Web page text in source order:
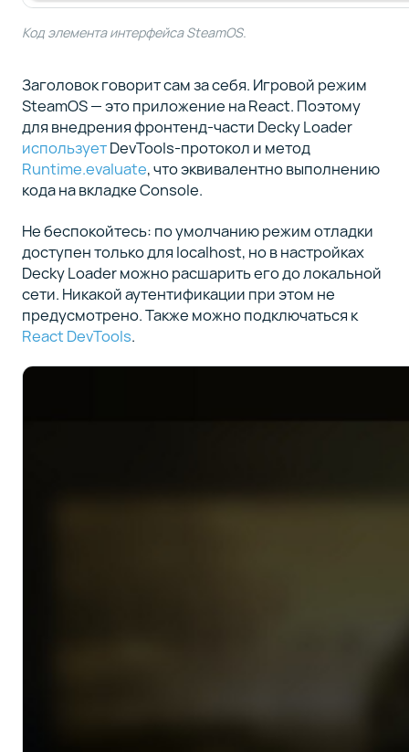
Код элемента интерфейса SteamOS.
Заголовок говорит сам за себя. Игровой режим
SteamOS — это приложение на React. Поэтому
для внедрения фронтенд-части Decky Loader
используетDevTools-протокол и метод
Runtime.evaluate, что эквивалентно выполнению
кода на вкладке Console.
Не беспокойтесь: по умолчанию режим отладки
доступен только для localhost, но в настройках
Decky Loader можно расшарить его до локальной
сети. Никакой аутентификации при этом не
предусмотрено. Также можно подключаться к
React DevTools.